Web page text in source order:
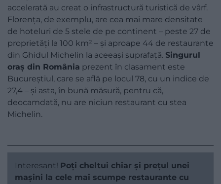
accelerată au creat o infrastructură turistică de vârf.
Florența, de exemplu, are cea mai mare densitate
de hoteluri de 5 stele de pe continent – peste 27 de
proprietăți la 100 km² – și aproape 44 de restaurante
din Ghidul Michelin la aceeași suprafață. Singurul
oraș din România prezent în clasament este
Bucureștiul, care se află pe locul 78, cu un indice de
27,4 – și asta, în bună măsură, pentru că,
deocamdată, nu are niciun restaurant cu stea
Michelin.
Interesant! Poți cheltui chiar și prețul unei
mașini la cele mai scumpe restaurante cu